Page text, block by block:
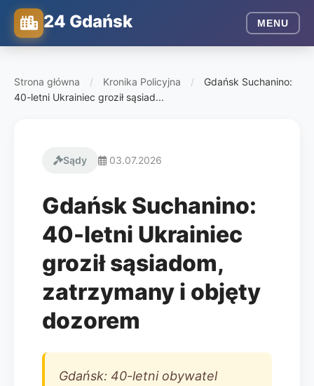
24 Gdańsk MENU
Strona główna / Kronika Policyjna /
Gdańsk Suchanino:
40-letni Ukrainiec groził sąsiad...
Sądy 03.07.2026
Gdańsk Suchanino:
40-letni Ukrainiec
groził sąsiadom,
zatrzymany i objęty
dozorem
Gdańsk: 40-letni obywatel